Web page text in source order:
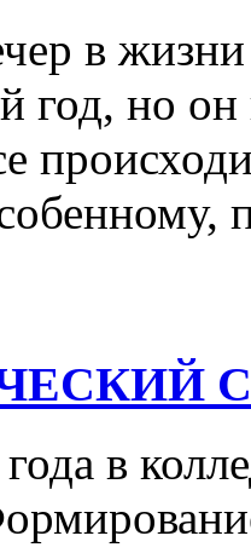
в жизни
год, но
в